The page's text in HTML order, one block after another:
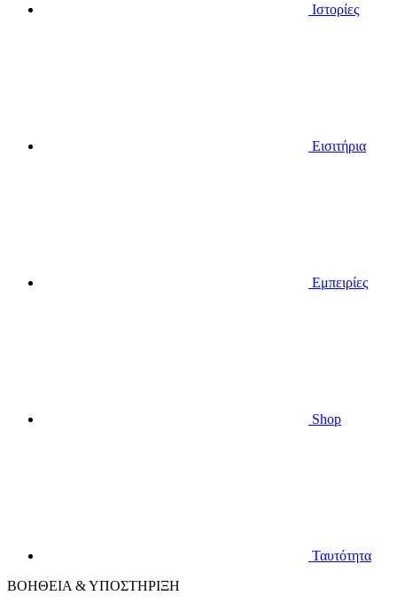
Ιστορίες
Εισιτήρια
Εμπειρίες
Shop
Ταυτότητα
ΒΟΗΘΕΙΑ & ΥΠΟΣΤΗΡΙΞΗ